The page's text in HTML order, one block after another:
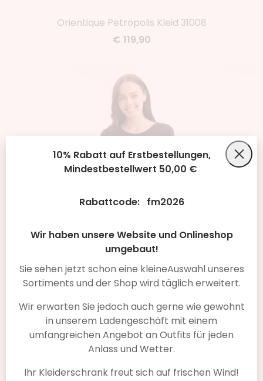
Orientique Petropolis Kleid 31008
€ 119,90
10% Rabatt auf Erstbestellungen,
Mindestbestellwert 50,00 €
Rabattcode: fm2026
Wir haben unsere Website und Onlineshop
umgebaut!
Sie sehen jetzt schon eine kleineAuswahl unseres
Sortiments und der Shop wird täglich erweitert.
Wir erwarten Sie jedoch auch gerne wie gewohnt
in unserem Ladengeschäft mit einem
umfangreichen Angebot an Outfits für jeden
Anlass und Wetter.
Ihr Kleiderschrank freut sich auf frischen Wind!